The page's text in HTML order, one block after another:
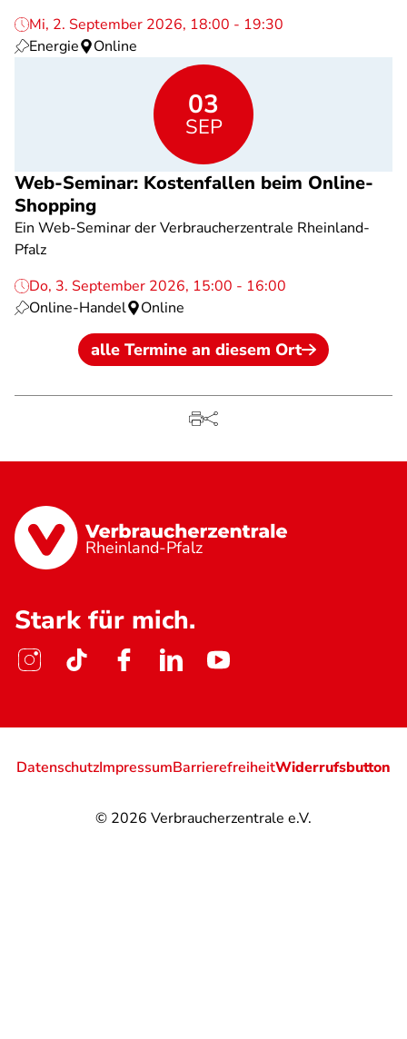
Mi, 2. September 2026, 18:00 - 19:30
Energie
Online
03
SEP
Web-Seminar: Kostenfallen beim Online-
Shopping
Ein Web-Seminar der Verbraucherzentrale Rheinland-
Pfalz
Do, 3. September 2026, 15:00 - 16:00
Online-Handel
Online
alle Termine an diesem Ort
Rheinland-Pfalz
Stark für mich.
© 2026 Verbraucherzentrale e.V.
DatenschutzImpressumBarrierefreiheitWiderrufsbutton